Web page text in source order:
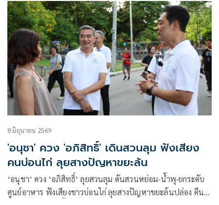
8 มิถุนายน 2569
'อนุชา' ควง 'อภิสิทธิ์' เดินสวนลุม ฟังเสียง
คนบ่อนไก่ ลุยสางปัญหาขยะล้น
‘อนุชา’ ควง ‘อภิสิทธิ์’ ลุยสวนลุม ดันสวนหย่อม-น้ำพุ-ยกระดับ
ศูนย์อาหาร ฟังเสียงชาวบ่อนไก่ ลุยสางปัญหาขยะล้นปล่อง คืน